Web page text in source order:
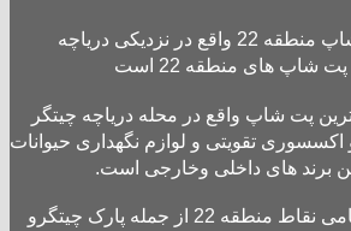
پت شاپ نینی پت پت شاپ منطقه 22 واقع در نزدیکی دریاچه
شاپ های منطقه 22 است
پت شاپ واقع در محله دریاچه چیتگر
اکسسوری تقویتی و لوازم نگهداری حیوانات
برند های داخلی وخارجی است.
پت شاپ نینی پت به تمامی نقاط منطقه 22 از جمله پارک چیتگرو